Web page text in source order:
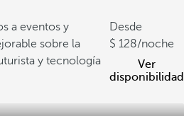
a eventos y
sobre la
y tecnología
Desde
128/noche
Ver
disponibilidad